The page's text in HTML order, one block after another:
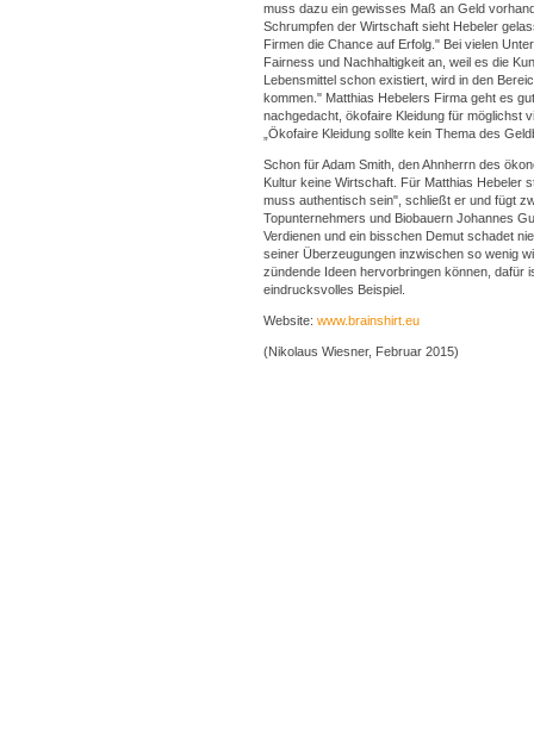
muss dazu ein gewisses Maß an Geld
Schrumpfen der Wirtschaft sieht Hebeler
Firmen die Chance auf Erfolg." Bei vielen
Fairness und Nachhaltigkeit an, weil es die
Lebensmittel schon existiert, wird in den
kommen." Matthias Hebelers Firma geht es
nachgedacht, ökofaire Kleidung für möglichst
„Ökofaire Kleidung sollte kein Thema des
Schon für Adam Smith, den Ahnherrn des
Kultur keine Wirtschaft. Für Matthias Hebeler
muss authentisch sein", schließt er und fügt
Topunternehmers und Biobauern Johannes
Verdienen und ein bisschen Demut schadet
seiner Überzeugungen inzwischen so wenig
zündende Ideen hervorbringen können, dafür
eindrucksvolles Beispiel.
Website: www.brainshirt.eu
(Nikolaus Wiesner, Februar 2015)